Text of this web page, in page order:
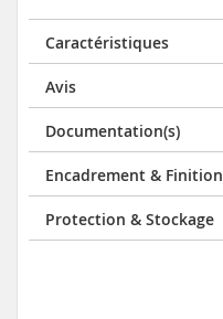
Caractéristiques
Avis
Documentation(s)
Encadrement & Finition
Protection & Stockage